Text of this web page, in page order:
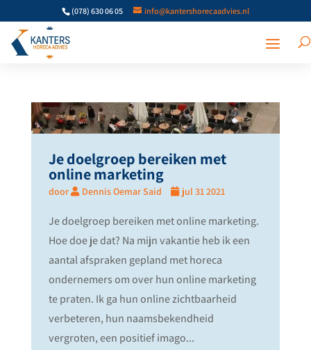
(078) 630 06 05 info@kantershorecaadvies.nl
Je doelgroep bereiken met
online marketing
door Dennis Oemar Said jul 31 2021
Je doelgroep bereiken met online marketing.
Hoe doe je dat? Na mijn vakantie heb ik een
aantal afspraken gepland met horeca
ondernemers om over hun online marketing
te praten. Ik ga hun online zichtbaarheid
verbeteren, hun naamsbekendheid
vergroten, een positief imago...